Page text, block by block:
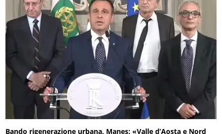
Bando rigenerazione urbana, Manes: «Valle d’Aosta e Nord